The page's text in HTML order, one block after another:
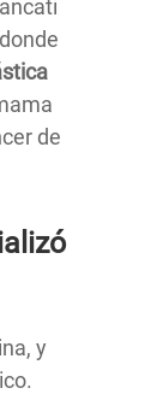
donde
de
y